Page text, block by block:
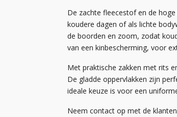
De zachte fleecestof en de
koudere dagen of als lichte
de boorden en zoom, zodat
van een kinbescherming, voor
Met praktische zakken met rits
De gladde oppervlakken zijn
ideale keuze is voor een
Neem contact op met de